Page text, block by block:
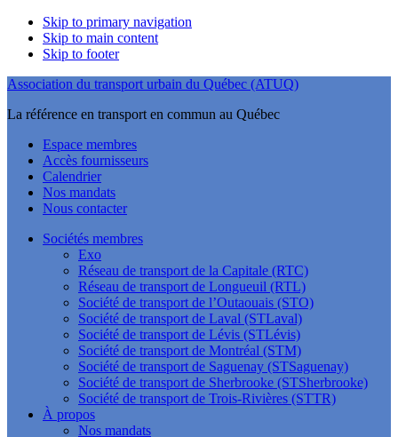
Skip to primary navigation
Skip to main content
Skip to footer
Association du transport urbain du Québec (ATUQ)
La référence en transport en commun au Québec
Espace membres
Accès fournisseurs
Calendrier
Nos mandats
Nous contacter
Sociétés membres
Exo
Réseau de transport de la Capitale (RTC)
Réseau de transport de Longueuil (RTL)
Société de transport de l’Outaouais (STO)
Société de transport de Laval (STLaval)
Société de transport de Lévis (STLévis)
Société de transport de Montréal (STM)
Société de transport de Saguenay (STSaguenay)
Société de transport de Sherbrooke (STSherbrooke)
Société de transport de Trois-Rivières (STTR)
À propos
Nos mandats